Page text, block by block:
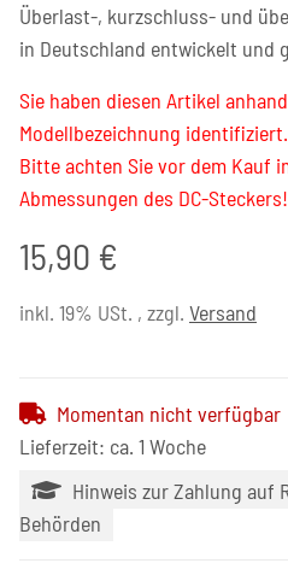
Überlast-, kurzschluss- und
in Deutschland entwickelt und
Sie haben diesen Artikel
Modellbezeichnung identifiziert.
Bitte achten Sie vor dem Kauf
Abmessungen des DC-Steckers!
15,90 €
inkl. 19% USt. , zzgl. Versand
Momentan nicht verfügbar
Lieferzeit: ca. 1 Woche
Hinweis zur Zahlung auf
Behörden